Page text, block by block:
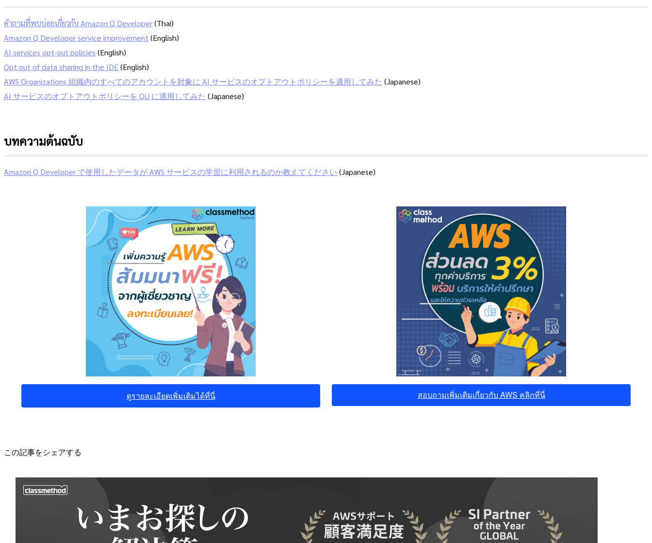
คำถามที่พบบ่อยเกี่ยวกับ Amazon Q Developer(Thai)
Amazon Q Developer service improvement (English)
AI services opt-out policies (English)
Opt out of data sharing in the IDE(English)
AWS Organizations 組織内のすべてのアカウントを対象に AI サービスのオプトアウトポリシーを適用してみた (Japanese)
AI サービスのオプトアウトポリシーを OU に適用してみた (Japanese)
บทความต้นฉบับ
Amazon Q Developer で使用したデータが AWS サービスの学習に利用されるのか教えてください (Japanese)
ดูรายละเอียดเพิ่มเติมได้ที่นี่ สอบถามเพิ่มเติมเกี่ยวกับ AWS คลิกที่นี่
この記事をシェアする